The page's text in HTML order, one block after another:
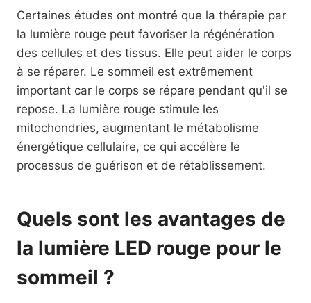
Certaines études ont montré que la thérapie par
la lumière rouge peut favoriser la régénération
des cellules et des tissus. Elle peut aider le corps
à se réparer. Le sommeil est extrêmement
important car le corps se répare pendant qu'il se
repose. La lumière rouge stimule les
mitochondries, augmentant le métabolisme
énergétique cellulaire, ce qui accélère le
processus de guérison et de rétablissement.
Quels sont les avantages de
la lumière LED rouge pour le
sommeil ?